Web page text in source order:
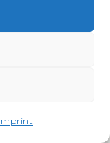
à la prépa.